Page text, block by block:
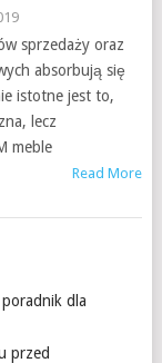
sprzedaży oraz
absorbują się
istotne jest to,
lecz
meble
Read More
dla
przed